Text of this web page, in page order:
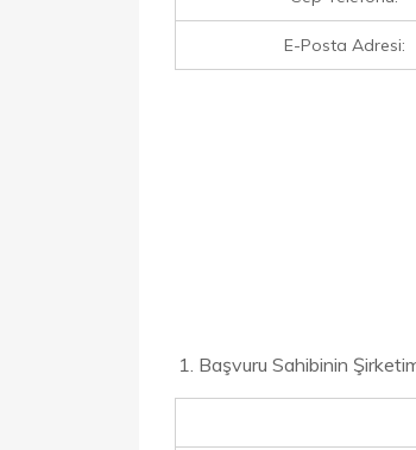
E-Posta Adresi:
Başvuru Sahibinin